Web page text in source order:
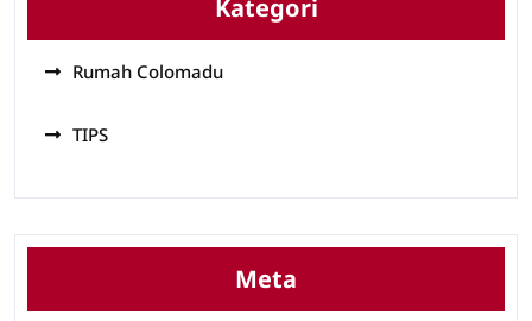
Kategori
Rumah Colomadu
TIPS
Meta